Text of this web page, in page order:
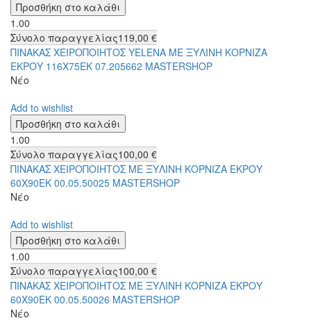
1.00
Σύνολο παραγγελίας119,00 €
ΠΙΝΑΚΑΣ ΧΕΙΡΟΠΟΙΗΤΟΣ YELENA ΜΕ ΞΥΛΙΝΗ ΚΟΡΝΙΖΑ
ΕΚΡΟΥ 116Χ75ΕΚ 07.205662 MASTERSHOP
Νέο
Add to wishlist
1.00
Σύνολο παραγγελίας100,00 €
ΠΙΝΑΚΑΣ ΧΕΙΡΟΠΟΙΗΤΟΣ ΜΕ ΞΥΛΙΝΗ ΚΟΡΝΙΖΑ ΕΚΡΟΥ
60Χ90ΕΚ 00.05.50025 MASTERSHOP
Νέο
Add to wishlist
1.00
Σύνολο παραγγελίας100,00 €
ΠΙΝΑΚΑΣ ΧΕΙΡΟΠΟΙΗΤΟΣ ΜΕ ΞΥΛΙΝΗ ΚΟΡΝΙΖΑ ΕΚΡΟΥ
60Χ90ΕΚ 00.05.50026 MASTERSHOP
Νέο